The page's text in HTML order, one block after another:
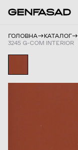
ГОЛОВНА КАТАЛОГ
3245 G-COM INTERIOR